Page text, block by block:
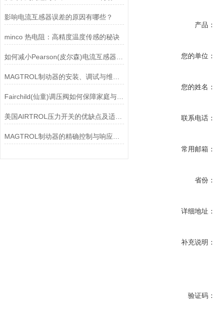
影响电流互感器误差的原因有哪些？
minco 热电阻：高精度温度传感的秘诀
Fairchild(仙童)调压阀如何保障家庭与工业安全？
美国AIRTROL压力开关的优缺点及适用范围讲解
产品：
您的单位：
您的姓名：
联系电话：
常用邮箱：
省份：
详细地址：
补充说明：
验证码：